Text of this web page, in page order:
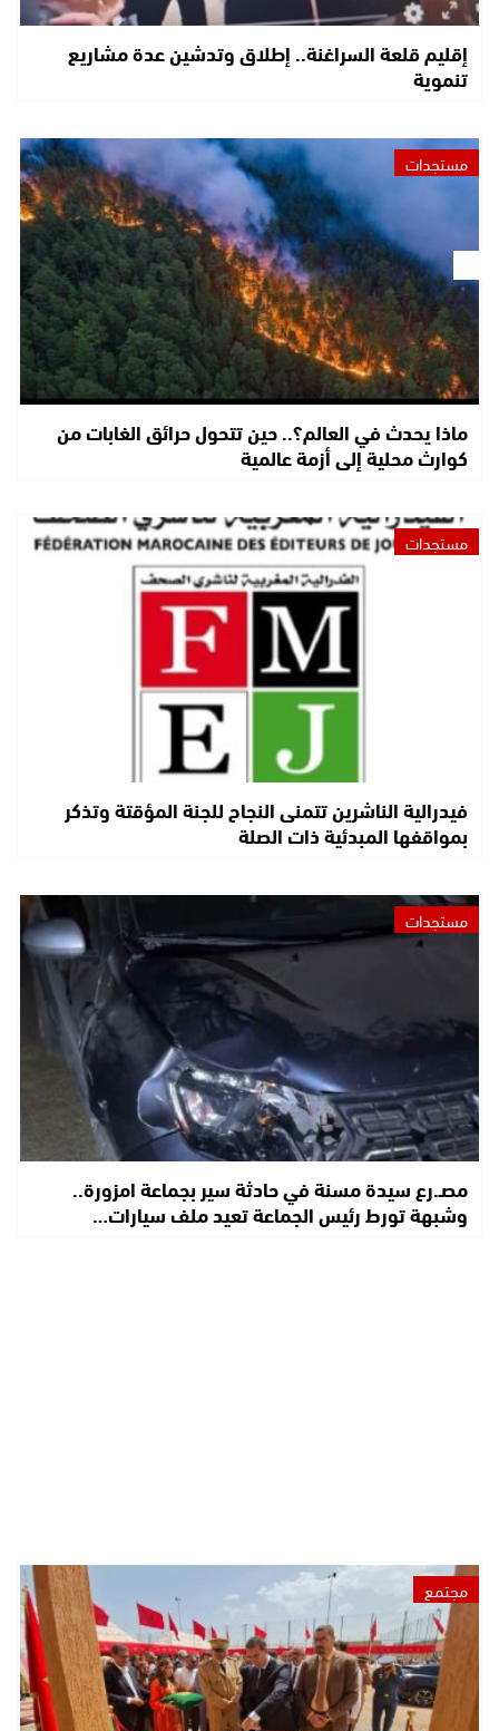
إقليم قلعة السراغنة.. إطلاق وتدشين عدة مشاريع
تنموية
مستجدات
ماذا يحدث في العالم؟.. حين تتحول حرائق الغابات من
كوارث محلية إلى أزمة عالمية
مستجدات
فيدرالية الناشرين تتمنى النجاح للجنة المؤقتة وتذكر
بمواقفها المبدئية ذات الصلة
مستجدات
مصـ.رع سيدة مسنة في حادثة سير بجماعة امزورة..
وشبهة تورط رئيس الجماعة تعيد ملف سيارات…
مجتمع